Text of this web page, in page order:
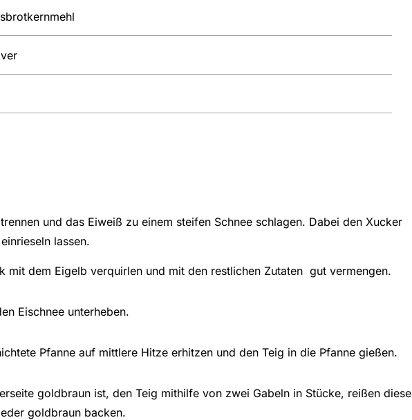
und das Eiweiß zu einem steifen Schnee schlagen. Dabei den Xucker
lassen.
mit dem Eigelb verquirlen und mit den restlichen Zutaten gut vermengen.
Eischnee unterheben.
Pfanne auf mittlere Hitze erhitzen und den Teig in die Pfanne gießen.
goldbraun ist, den Teig mithilfe von zwei Gabeln in Stücke, reißen diese
goldbraun backen.